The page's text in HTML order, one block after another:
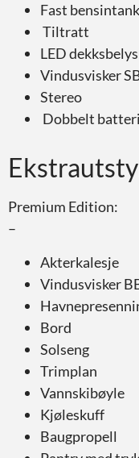
Fast
Tiltratt
LED
Vindusvisker
Stereo
Dobbelt
Premium Edition:
–
Akterkalesje
Vindusvisker
Bord
Solseng
Trimplan
Vannskibøyle
Kjøleskuff
Baugpropell